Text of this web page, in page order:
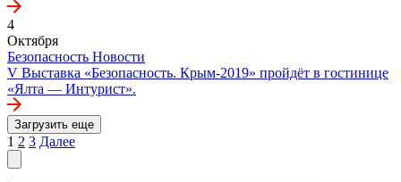
4
Октября
Безопасность Новости
V Выставка «Безопасность. Крым-2019» пройдёт в гостинице
«Ялта — Интурист».
Загрузить еще
Пагинация
записей
1 2 3 Далее